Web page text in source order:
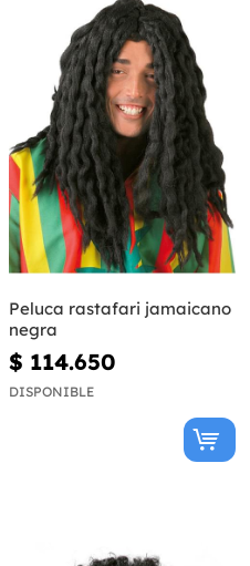
Peluca rastafari jamaicano
negra
$ 114.650
DISPONIBLE